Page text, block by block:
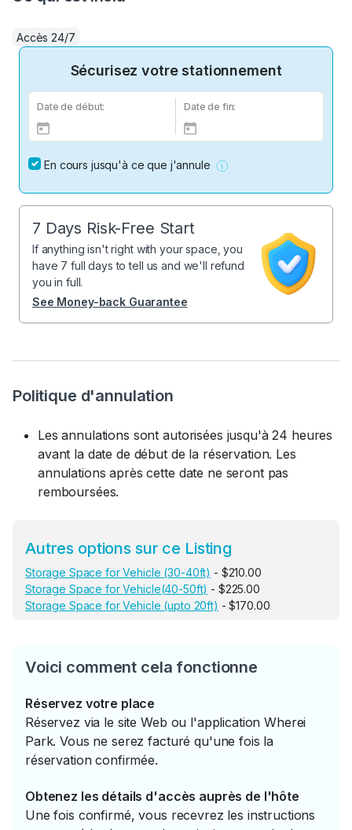
Politique d'annulation
Les annulations sont autorisées jusqu'à 24 heures
avant la date de début de la réservation. Les
annulations après cette date ne seront pas
remboursées.
Autres options sur ce Listing
Storage Space for Vehicle (30-40ft) - $210.00
Storage Space for Vehicle(40-50ft) - $225.00
Storage Space for Vehicle (upto 20ft) - $170.00
Voici comment cela fonctionne
Réservez votre place
Réservez via le site Web ou l'application Wherei
Park. Vous ne serez facturé qu'une fois la
réservation confirmée.
Obtenez les détails d'accès auprès de l'hôte
Une fois confirmé, vous recevrez les instructions
Accès 24/7
Sécurisez votre stationnement
Date de début: Date de fin:
En cours jusqu'à ce que j'annule
7 Days Risk-Free Start
If anything isn't right with your space, you
have 7 full days to tell us and we'll refund
you in full.
See Money-back Guarantee